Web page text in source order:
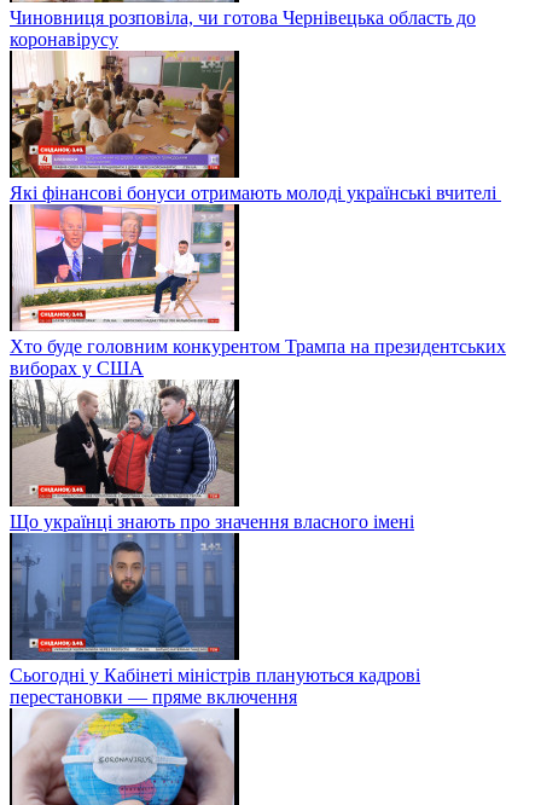
Чиновниця розповіла, чи готова Чернівецька область до
коронавірусу
Які фінансові бонуси отримають молоді українські вчителі
Хто буде головним конкурентом Трампа на президентських
виборах у США
Що українці знають про значення власного імені
Сьогодні у Кабінеті міністрів плануються кадрові
перестановки — пряме включення